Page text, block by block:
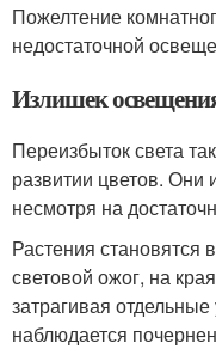
Пожелтение
недостаточной
Излишек
Переизбыток света
развитии цветов.
несмотря на
Растения становятся
световой ожог, на
затрагивая
наблюдается